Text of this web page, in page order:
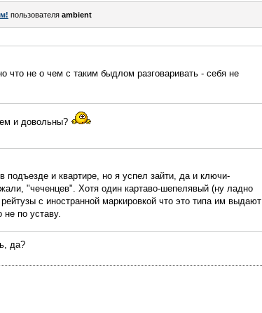
пользователя аmbient
не о чем с таким быдлом разговаривать - себя не
и довольны?
и квартире, но я успел зайти, да и ключи-
"чеченцев". Хотя один картаво-шепелявый (ну ладно
с иностранной маркировкой что это типа им выдают
не по уставу.
да?